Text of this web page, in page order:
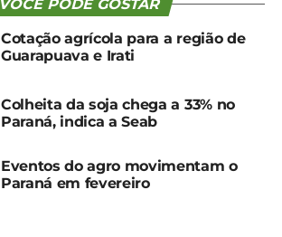
VOCÊ PODE GOSTAR
Cotação agrícola para a região de
Guarapuava e Irati
Colheita da soja chega a 33% no
Paraná, indica a Seab
Eventos do agro movimentam o
Paraná em fevereiro